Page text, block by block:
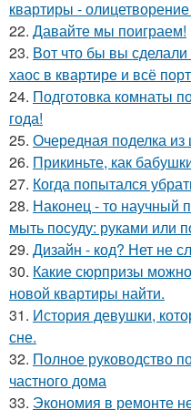
квартиры - олицетворение
22. Давайте мы поиграем!
23. Вот что бы вы сделали
хаос в квартире и всё
24. Подготовка комнаты
года!
25. Очередная поделка из
26. Прикиньте, как
27. Когда попытался
28. Наконец - то научный
мыть посуду: руками или
29. Дизайн - код? Нет не
30. Какие сюрпризы
новой квартиры найти.
31. История девушки,
сне.
32. Полное руководство
частного дома
33. Экономия в ремонте